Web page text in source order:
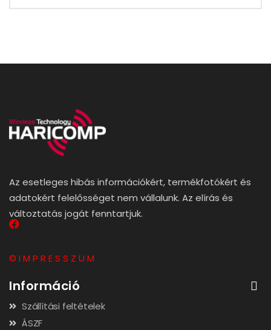
Az esetleges hibás információkért, termékfotókért és
adatokért felelősséget nem vállalunk. Az elírás és
változtatás jogát fenntartjuk.
© I M P R E S S Z U M
Információ
Szállítási feltételek
ÁSZF